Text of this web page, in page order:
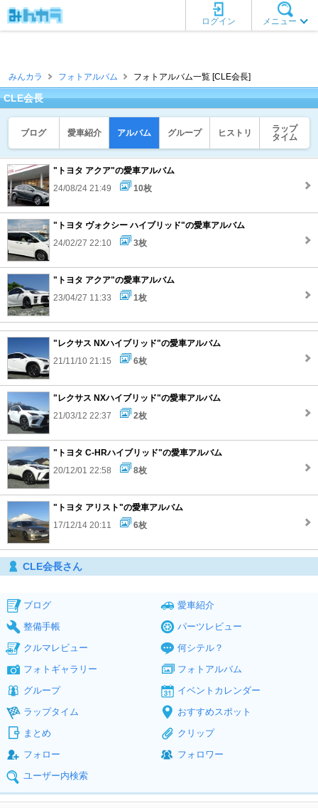
メニュー
ログイン
みんカラ フォトアルバム フォトアルバム一覧 [CLE会長]
CLE会長
ブログ 愛車紹介 アルバム グループ ヒストリ
ラップ
タイム
"トヨタ アクア"の愛車アルバム
24/08/24 21:49
10枚
"トヨタ ヴォクシー ハイブリッド"の愛車アルバム
24/02/27 22:10
3枚
"トヨタ アクア"の愛車アルバム
23/04/27 11:33
1枚
"レクサス NXハイブリッド"の愛車アルバム
21/11/10 21:15
6枚
"レクサス NXハイブリッド"の愛車アルバム
21/03/12 22:37
2枚
"トヨタ C-HRハイブリッド"の愛車アルバム
20/12/01 22:58
8枚
"トヨタ アリスト"の愛車アルバム
17/12/14 20:11
6枚
CLE会長さん
ブログ
愛車紹介
整備手帳
パーツレビュー
クルマレビュー
何シテル？
フォトギャラリー
フォトアルバム
グループ
イベントカレンダー
ラップタイム
おすすめスポット
まとめ
クリップ
フォロー
フォロワー
ユーザー内検索